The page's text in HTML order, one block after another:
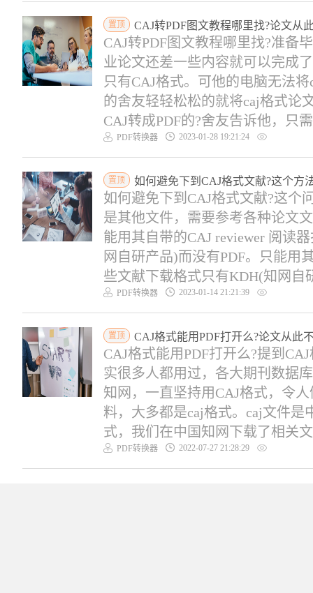
置顶 CAJ转PDF图文教程哪里找?论文从
CAJ转PDF图文教程哪里找?准备
业论文还差一些内容就可以完成
只有CAJ格式。可他的电脑无法
的舍友轻轻松松的就将caj格式论
CAJ转成PDF的?舍友告诉他，只
PDF转换器 2023-01-28 19:21:24
置顶 如何避免下到CAJ格式文献?这个方
如何避免下到CAJ格式文献?这个
是其他文件，需要参考各种论文
能用其自带的CAJ reviewer 阅读
网自研产品)而没有PDF。只能用
些文献下载格式只有KDH(知网自
PDF转换器 2023-01-14 21:21:39
置顶 CAJ格式能用PDF打开么?论文从此
CAJ格式能用PDF打开么?提到
实很多人都用过，各大期刊数据
知网，一直坚持用CAJ格式，令
料，大多都是caj格式。caj文件
式，我们在中国知网下载了相关
PDF转换器 2022-07-27 21:28:29